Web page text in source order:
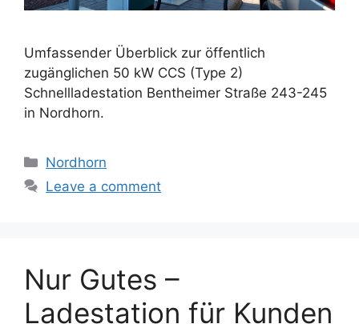
Umfassender Überblick zur öffentlich
zugänglichen 50 kW CCS (Type 2)
Schnellladestation Bentheimer Straße 243-245
in Nordhorn.
Categories
Nordhorn
Leave a comment
Nur Gutes –
Ladestation für Kunden